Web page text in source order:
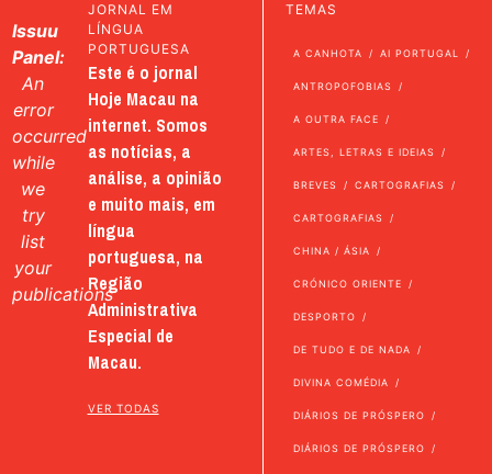
Issuu
Panel:
An
error
occurred
while
we
try
list
your
publications
JORNAL EM
LÍNGUA
PORTUGUESA
Este é o jornal
Hoje Macau na
internet. Somos
as notícias, a
análise, a opinião
e muito mais, em
língua
portuguesa, na
Região
Administrativa
Especial de
Macau.
VER TODAS
TEMAS
A CANHOTA AI PORTUGAL
ANTROPOFOBIAS
A OUTRA FACE
ARTES, LETRAS E IDEIAS
BREVES CARTOGRAFIAS
CARTOGRAFIAS
CHINA / ÁSIA
CRÓNICO ORIENTE
DESPORTO
DE TUDO E DE NADA
DIVINA COMÉDIA
DIÁRIOS DE PRÓSPERO
DIÁRIOS DE PRÓSPERO